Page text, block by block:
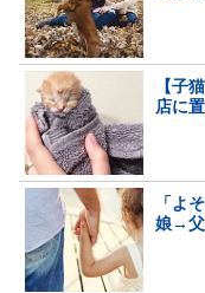
【子
店に
「よ
娘→父